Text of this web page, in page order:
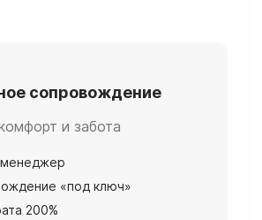
сопровождение
и забота
«под ключ»
200%